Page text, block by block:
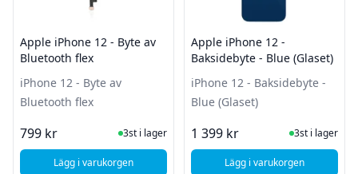
Apple iPhone 12 - Byte av
Bluetooth flex
iPhone 12 - Byte av
Bluetooth flex
799 kr I Lager
3st i lager
Lägg i varukorgen, Apple iPhone 12 - Byte av Bluetooth flex
Apple iPhone 12 -
Baksidebyte - Blue (Glaset)
iPhone 12 - Baksidebyte -
Blue (Glaset)
1 399 kr I Lager
3st i lager
Lägg i varukorgen, Apple iPhone 12 -